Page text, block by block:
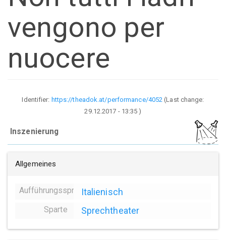
vengono per
nuocere
Identifier: https://theadok.at/performance/4052 (Last change:
29.12.2017 - 13:35 )
Inszenierung
Allgemeines
AufführungsspracheItalienisch
Sparte Sprechtheater